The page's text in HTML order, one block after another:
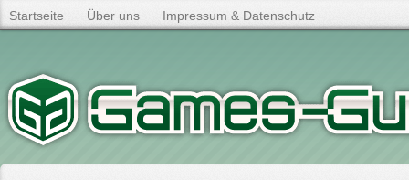
Startseite Über uns Impressum & Datenschutz